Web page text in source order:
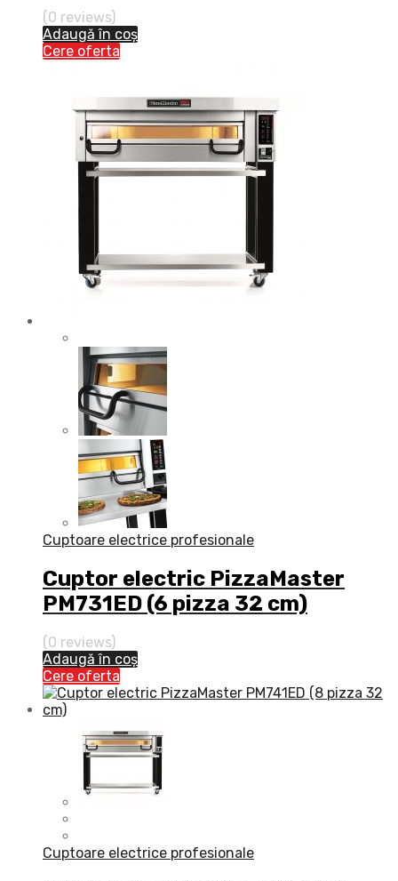
(0 reviews)
Adaugă în coș
Cere oferta
Cuptoare electrice profesionale
Cuptor electric PizzaMaster
PM731ED (6 pizza 32 cm)
(0 reviews)
Adaugă în coș
Cere oferta
Cuptoare electrice profesionale